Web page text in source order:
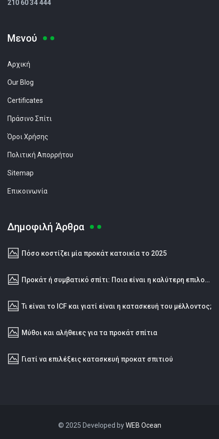
210 60 34 444
Μενού
Αρχική
Our Blog
Certificates
Πράσινο Σπίτι
Όροι Χρήσης
Πολιτική Απορρήτου
Sitemap
Επικοινωνία
Δημοφιλή Άρθρα
Πόσο κοστίζει μία προκάτ κατοικία το 2025
Προκάτ ή συμβατικό σπίτι: Ποια είναι η καλύτερη επιλογή;
Τι είναι το ICF και γιατί είναι η κατασκευή του μέλλοντος;
Μύθοι και αλήθειες για τα προκάτ σπίτια
Γιατί να επιλέξεις κατασκευή προκατ σπιτιού
© 2025 Developed byWEB Ocean